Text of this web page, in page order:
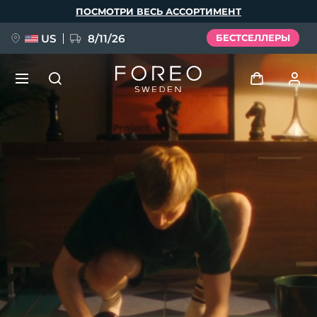
ПОСМОТРИ ВЕСЬ АССОРТИМЕНТ
US 8/11/26 БЕСТСЕЛЛЕРЫ
Войти
Профиль пользователя
Мои приборы
Мои заказы
Мои адреса
Мои подписки
НОВИНКА
FAQ™ Pure Beauty-Tech Elixir
BREAKING NEWS
issa™ Teeth Whitening Set
Español
Italiano
Português
Русский
Türkçe
简体中文 繁體中文